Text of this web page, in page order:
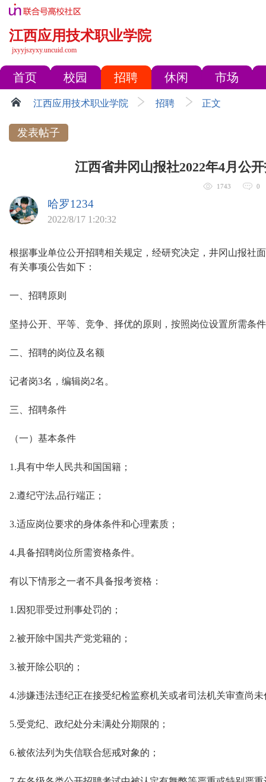
江西应用技术职业学院
jxyyjszyxy.uncuid.com
首页 校园 招聘 休闲 市场
江西应用技术职业学院 招聘 正文
发表帖子
江西省井冈山报社2022年4月公
1743 0
哈罗1234
2022/8/17 1:20:32
根据事业单位公开招聘相关规定，经研究决定，井冈山报社
有关事项公告如下：
一、招聘原则
坚持公开、平等、竞争、择优的原则，按照岗位设置所需条
二、招聘的岗位及名额
记者岗3名，编辑岗2名。
三、招聘条件
（一）基本条件
1.具有中华人民共和国国籍；
2.遵纪守法,品行端正；
3.适应岗位要求的身体条件和心理素质；
4.具备招聘岗位所需资格条件。
有以下情形之一者不具备报考资格：
1.因犯罪受过刑事处罚的；
2.被开除中国共产党党籍的；
3.被开除公职的；
4.涉嫌违法违纪正在接受纪检监察机关或者司法机关审查尚
5.受党纪、政纪处分未满处分期限的；
6.被依法列为失信联合惩戒对象的；